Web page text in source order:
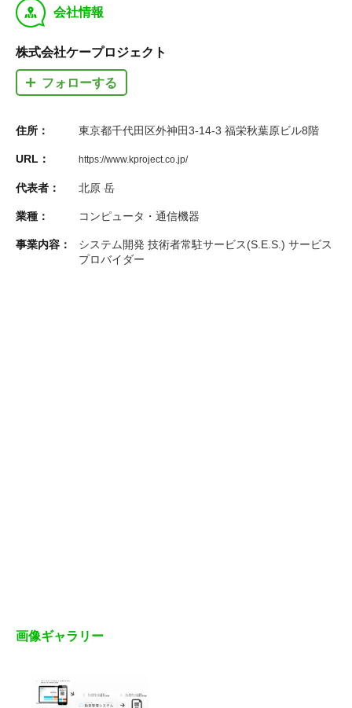
y 会社情報
株式会社ケープロジェクト
フォローする
住所： 東京都千代田区外神田3-14-3 福栄秋葉原ビル8階
URL： https://www.kproject.co.jp/
代表者： 北原 岳
業種： コンピュータ・通信機器
事業内容：
システム開発 技術者常駐サービス(S.E.S.) サービス
プロバイダー
画像ギャラリー